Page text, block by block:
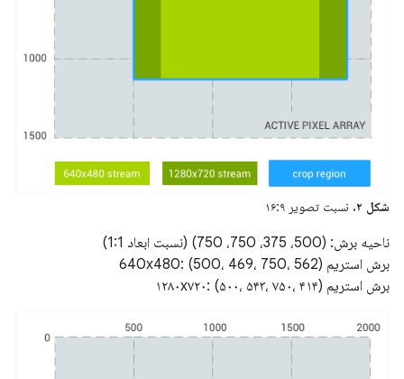
شکل ۲. نسبت تصویر ۱۶:۹
ناحیه برش: (500، 375، 750، 750) (نسبت ابعاد 1:1)
برش استریم 640x480: (500، 469، 750، 562)
برش استریم ۱۲۸۰x۷۲۰: (۵۰۰، ۵۴۳، ۷۵۰، ۴۱۴)